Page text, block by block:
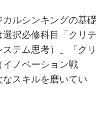
ルシンキングの基礎
択必修科目「クリテ
テム思考）」「クリ
ノベーション戦
スキルを磨いてい